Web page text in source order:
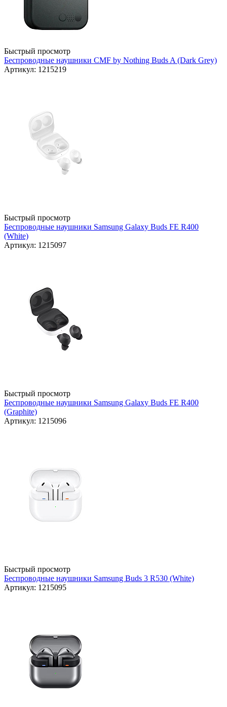
Быстрый просмотр
Беспроводные наушники CMF by Nothing Buds A (Dark Grey)
Артикул: 1215219
Быстрый просмотр
Беспроводные наушники Samsung Galaxy Buds FE R400
(White)
Артикул: 1215097
Быстрый просмотр
Беспроводные наушники Samsung Galaxy Buds FE R400
(Graphite)
Артикул: 1215096
Быстрый просмотр
Беспроводные наушники Samsung Buds 3 R530 (White)
Артикул: 1215095